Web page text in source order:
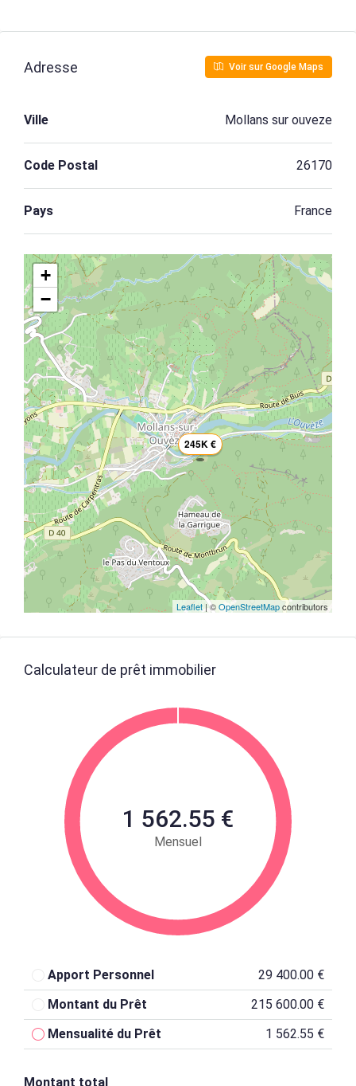
Adresse Voir sur Google Maps
Ville Mollans sur ouveze
Code Postal 26170
Pays France
245K €
+
−
Leaflet| ©OpenStreetMapcontributors
Calculateur de prêt immobilier
1 562.55 €
Mensuel
Apport Personnel
29 400.00 €
Montant du Prêt
215 600.00 €
Mensualité du Prêt
1 562.55 €
Montant total